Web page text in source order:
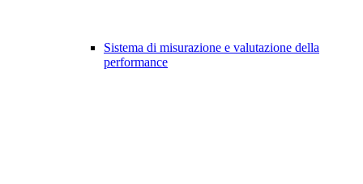
Sistema di misurazione e valutazione della
performance